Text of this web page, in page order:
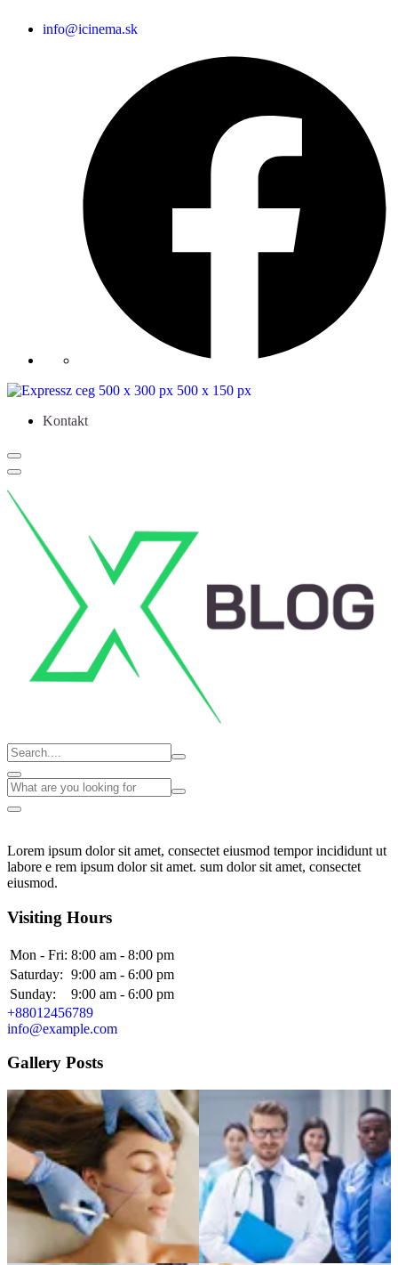
info@icinema.sk
Kontakt
Lorem ipsum dolor sit amet, consectet eiusmod tempor incididunt ut
labore e rem ipsum dolor sit amet. sum dolor sit amet, consectet
eiusmod.
Visiting Hours
Mon - Fri: 8:00 am - 8:00 pm
Saturday: 9:00 am - 6:00 pm
Sunday:
9:00 am - 6:00 pm
+88012456789
info@example.com
Gallery Posts